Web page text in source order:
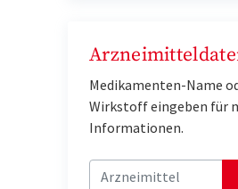
Medikamenten-Name
Wirkstoff eingeben für
Informationen.